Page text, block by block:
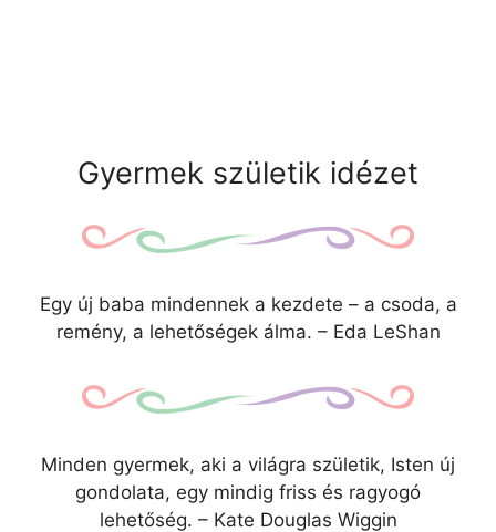
Gyermek születik idézet
Egy új baba mindennek a kezdete – a csoda, a
remény, a lehetőségek álma. – Eda LeShan
Minden gyermek, aki a világra születik, Isten új
gondolata, egy mindig friss és ragyogó
lehetőség. – Kate Douglas Wiggin